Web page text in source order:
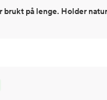
brukt på lenge. Holder